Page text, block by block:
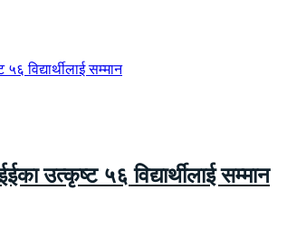
उत्कृष्ट ५६ विद्यार्थीलाई सम्मान